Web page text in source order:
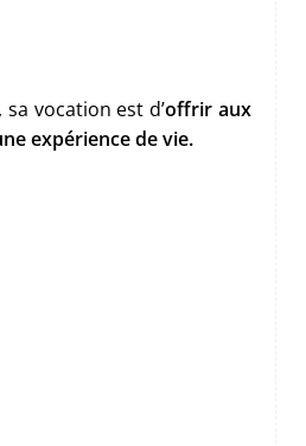
, sa vocation est d’offrir aux
expérience de vie.